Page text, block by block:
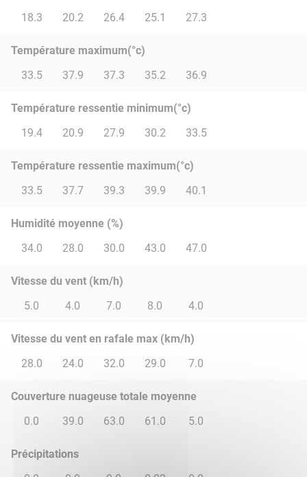
18.3
20.2 26.4 25.1 27.3
Température maximum(°c)
33.5
37.9 37.3 35.2 36.9
Température ressentie minimum(°c)
19.4
20.9 27.9 30.2 33.5
Température ressentie maximum(°c)
33.5
37.7 39.3 39.9 40.1
Humidité moyenne (%)
34.0
28.0 30.0 43.0 47.0
Vitesse du vent (km/h)
5.0
4.0 7.0 8.0 4.0
Vitesse du vent en rafale max (km/h)
28.0
24.0 32.0 29.0 7.0
Couverture nuageuse totale moyenne
0.0
39.0 63.0 61.0 5.0
Précipitations